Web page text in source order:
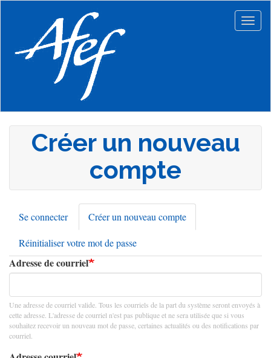
principal
Créer un nouveau
compte
Onglets
principaux
Se connecter Créer un nouveau compte
actif)
Réinitialiser votre mot de passe
Adresse de courriel
Une adresse de courriel valide. Tous les courriels de la part du système seront envoyés à
cette adresse. L'adresse de courriel n'est pas publique et ne sera utilisée que si vous
souhaitez recevoir un nouveau mot de passe, certaines actualités ou des notifications par
courriel.